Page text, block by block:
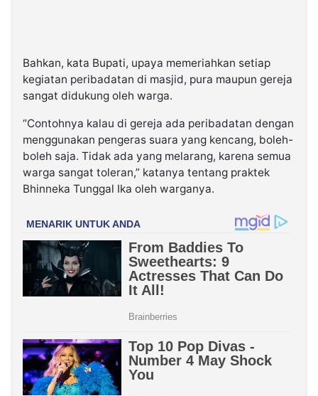
Bahkan, kata Bupati, upaya memeriahkan setiap
kegiatan peribadatan di masjid, pura maupun gereja
sangat didukung oleh warga.
“Contohnya kalau di gereja ada peribadatan dengan
menggunakan pengeras suara yang kencang, boleh-
boleh saja. Tidak ada yang melarang, karena semua
warga sangat toleran,” katanya tentang praktek
Bhinneka Tunggal Ika oleh warganya.